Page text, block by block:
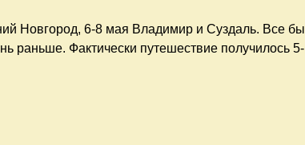
Новгород, 6-8 мая Владимир и Суздаль. Все бы
раньше. Фактически путешествие получилось 5-